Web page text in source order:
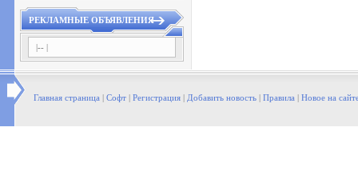
РЕКЛАМНЫЕ ОБЪЯВЛЕНИЯ
|-- |
Главная страница | Софт | Регистрация | Добавить новость | Правила | Новое на